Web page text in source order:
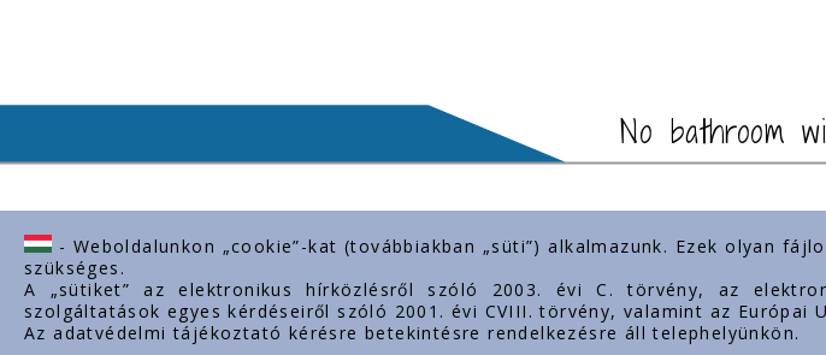
No bathroom
Contact us
H-2243 Kóka, Zsámboki út Ipartelep
hrsz. 0139/12.
Important links
About us
Documents
- Weboldalunkon „cookie”-kat (továbbiakban „süti”) alkalmazunk. Ezek olyan
szükséges.
A „sütiket” az elektronikus hírközlésről szóló 2003. évi C. törvény, az
szolgáltatások egyes kérdéseiről szóló 2001. évi CVIII. törvény, valamint az Európai
Az adatvédelmi tájékoztató kérésre betekintésre rendelkezésre áll telephelyünkön.